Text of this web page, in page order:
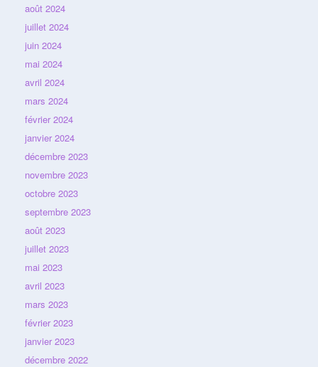
août 2024
juillet 2024
juin 2024
mai 2024
avril 2024
mars 2024
février 2024
janvier 2024
décembre 2023
novembre 2023
octobre 2023
septembre 2023
août 2023
juillet 2023
mai 2023
avril 2023
mars 2023
février 2023
janvier 2023
décembre 2022